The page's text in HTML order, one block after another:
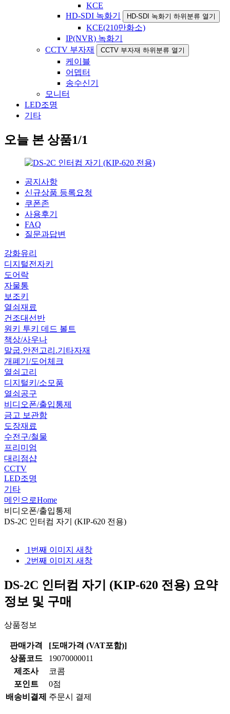
KCE
HD-SDI 녹화기
HD-SDI 녹화기 하위분류 열기
KCE(210만화소)
IP(NVR) 녹화기
CCTV 부자재
CCTV 부자재 하위분류 열기
케이블
어뎁터
송수신기
모니터
LED조명
기타
오늘 본 상품1/1
공지사항
신규상품 등록요청
쿠폰존
사용후기
FAQ
질문과답변
강화유리
디지털전자키
도어락
자물통
보조키
열쇠재료
건조대선반
원키 투키 데드 볼트
책상/사우나
말굽.안전고리.기타자재
개폐기/도어체크
열쇠고리
디지털키/소모품
열쇠공구
비디오폰/출입통제
금고 보관함
도장재료
수전구/철물
프리미엄
대리점샵
CCTV
LED조명
기타
메인으로Home
비디오폰/출입통제
DS-2C 인터컴 자기 (KIP-620 전용)
1번째 이미지 새창
2번째 이미지 새창
DS-2C 인터컴 자기 (KIP-620 전용) 요약
정보 및 구매
상품정보
판매가격
[도매가격 (VAT포함)]
상품코드
19070000011
제조사
코콤
포인트
0점
배송비결제
주문시 결제